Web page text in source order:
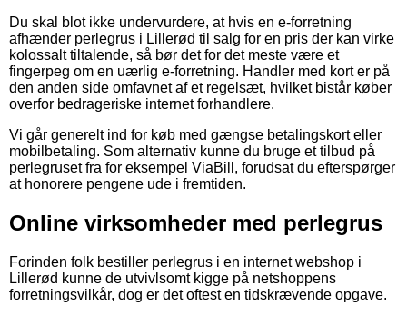
Du skal blot ikke undervurdere, at hvis en e-forretning
afhænder perlegrus i Lillerød til salg for en pris der kan virke
kolossalt tiltalende, så bør det for det meste være et
fingerpeg om en uærlig e-forretning. Handler med kort er på
den anden side omfavnet af et regelsæt, hvilket bistår køber
overfor bedrageriske internet forhandlere.
Vi går generelt ind for køb med gængse betalingskort eller
mobilbetaling. Som alternativ kunne du bruge et tilbud på
perlegruset fra for eksempel ViaBill, forudsat du efterspørger
at honorere pengene ude i fremtiden.
Online virksomheder med perlegrus
Forinden folk bestiller perlegrus i en internet webshop i
Lillerød kunne de utvivlsomt kigge på netshoppens
forretningsvilkår, dog er det oftest en tidskrævende opgave.